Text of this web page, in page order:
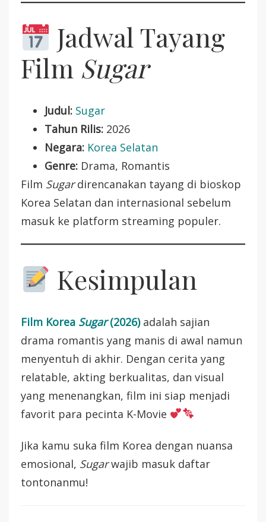
Jadwal Tayang
Film Sugar
Judul: Sugar
Tahun Rilis: 2026
Negara: Korea Selatan
Genre: Drama, Romantis
Film Sugardirencanakan tayang di bioskop
Korea Selatan dan internasional sebelum
masuk ke platform streaming populer.
Kesimpulan
Film Korea Sugar(2026) adalah sajian
drama romantis yang manis di awal namun
menyentuh di akhir. Dengan cerita yang
relatable, akting berkualitas, dan visual
yang menenangkan, film ini siap menjadi
favorit para pecinta K-Movie
Jika kamu suka film Korea dengan nuansa
emosional, Sugarwajib masuk daftar
tontonanmu!